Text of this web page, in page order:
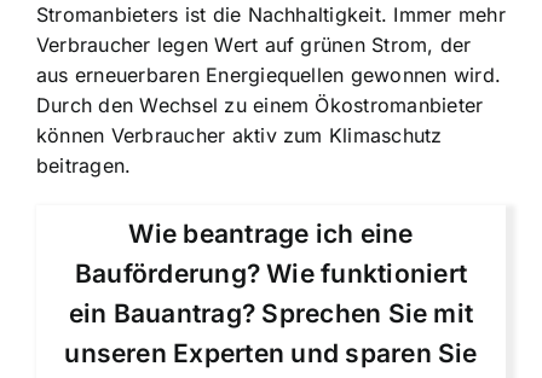
Stromanbieters ist die Nachhaltigkeit. Immer mehr
Verbraucher legen Wert auf grünen Strom, der
aus erneuerbaren Energiequellen gewonnen wird.
Durch den Wechsel zu einem Ökostromanbieter
können Verbraucher aktiv zum Klimaschutz
beitragen.
Wie beantrage ich eine
Bauförderung? Wie funktioniert
ein Bauantrag? Sprechen Sie mit
unseren Experten und sparen Sie